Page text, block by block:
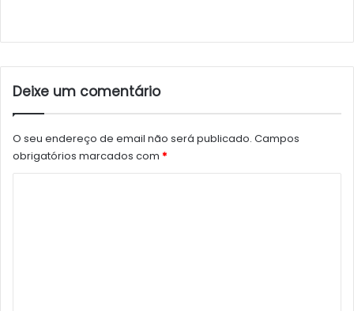
Deixe um comentário
O seu endereço de email não será publicado. Campos
obrigatórios marcados com *